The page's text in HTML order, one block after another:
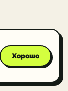
Хорошо